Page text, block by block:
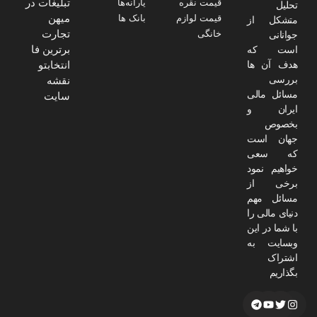
تحلیل
متشکل از
جوانانی
است که
هدف آن ها
بررسی
مسائل مالی
ایران و
بخصوص
جهان است
که سعی
خواهیم نمود
برخی از
مسائل مهم
دنیای مالی را
با شما در این
وبسایت به
اشتراک
بگذاریم
قیمت نقره
قیمت لوازم
خانگی
یارانه‌ها
بانک ها
تبلیغات در
میهن
تجارت
برترین فا
انتخابتو
نقشه
سایت